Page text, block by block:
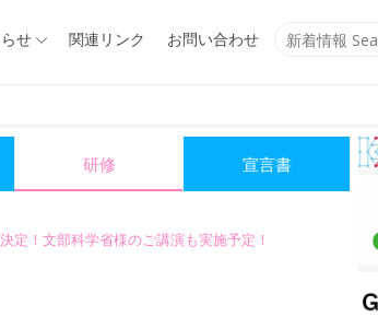
Search
せ 関連リンク お問い合わせ
研修 宣言書
定！文部科学省様のご講演も実施予定！